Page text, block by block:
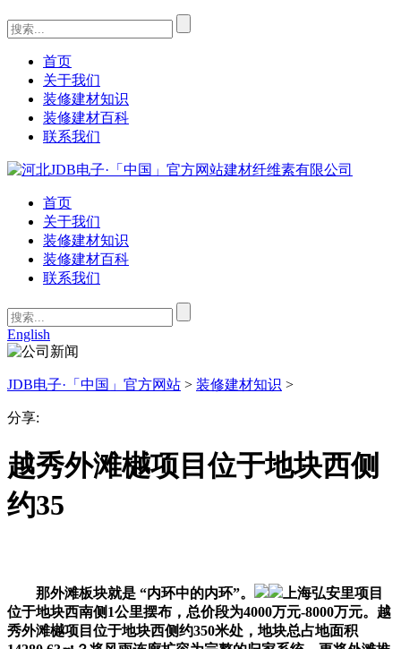
首页
关于我们
装修建材知识
装修建材百科
联系我们
首页
关于我们
装修建材知识
装修建材百科
联系我们
English
JDB电子·「中国」官方网站 > 装修建材知识 >
分享:
越秀外滩樾项目位于地块西侧
约35
那外滩板块就是 “内环中的内环”。
上海弘安里项目
位于地块西南侧1公里摆布，总价段为4000万元-8000万元。越
秀外滩樾项目位于地块西侧约350米处，地块总占地面积